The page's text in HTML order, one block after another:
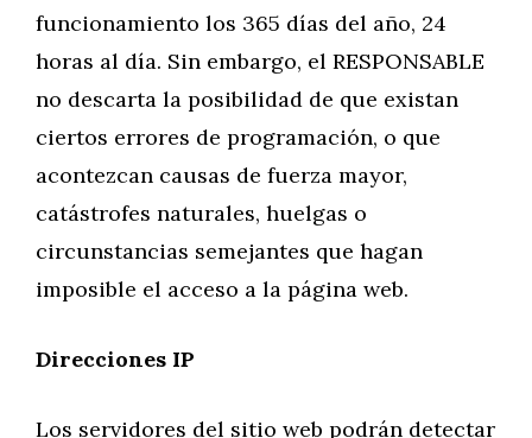
funcionamiento los 365 días del año, 24
horas al día. Sin embargo, el RESPONSABLE
no descarta la posibilidad de que existan
ciertos errores de programación, o que
acontezcan causas de fuerza mayor,
catástrofes naturales, huelgas o
circunstancias semejantes que hagan
imposible el acceso a la página web.
Direcciones IP
Los servidores del sitio web podrán detectar